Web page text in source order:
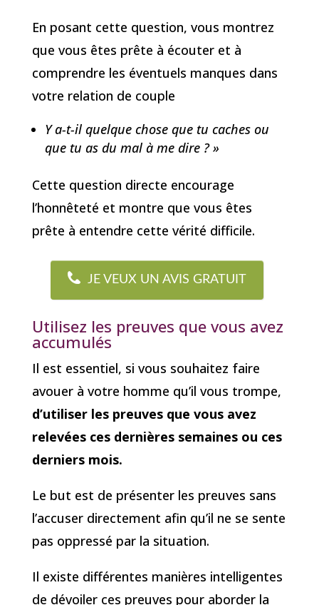
En posant cette question, vous montrez
que vous êtes prête à écouter et à
comprendre les éventuels manques dans
votre relation de couple
Y a-t-il quelque chose que tu caches ou
que tu as du mal à me dire ? »
Cette question directe encourage
l’honnêteté et montre que vous êtes
prête à entendre cette vérité difficile.
JE VEUX UN AVIS GRATUIT
Utilisez les preuves que vous avez
accumulés
Il est essentiel, si vous souhaitez faire
avouer à votre homme qu’il vous trompe,
d’utiliser les preuves que vous avez
relevées ces dernières semaines ou ces
derniers mois.
Le but est de présenter les preuves sans
l’accuser directement afin qu’il ne se sente
pas oppressé par la situation.
Il existe différentes manières intelligentes
de dévoiler ces preuves pour aborder la